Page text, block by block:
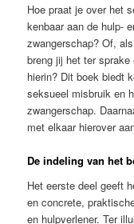
Hoe praat je over het
kenbaar aan de hulp-
zwangerschap? Of,
breng jij het ter sprake
hierin? Dit boek biedt
seksueel misbruik en
zwangerschap.
met elkaar hierover
De indeling van het
Het eerste deel geeft
en concrete,
en hulpverlener. Ter